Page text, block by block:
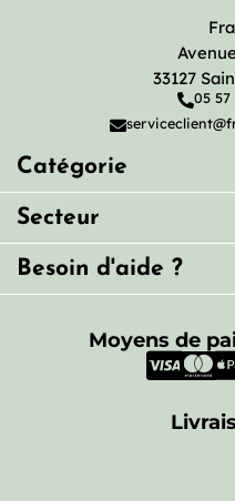
33127
05 57
Catégorie
Secteur
Besoin d'aide ?
Moyens de